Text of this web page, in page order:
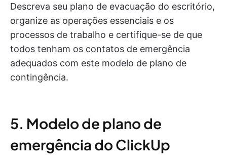
Descreva seu plano de evacuação do escritório,
organize as operações essenciais e os
processos de trabalho e certifique-se de que
todos tenham os contatos de emergência
adequados com este modelo de plano de
contingência.
5. Modelo de plano de
emergência do ClickUp